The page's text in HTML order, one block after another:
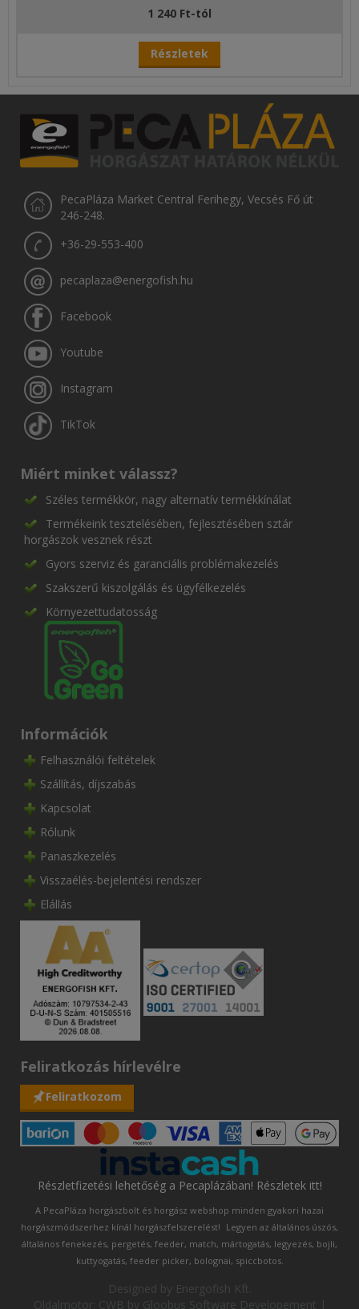
1 240 Ft-tól
Részletek
PecaPláza Market Central Ferihegy, Vecsés Fő út
246-248.
+36-29-553-400
pecaplaza@energofish.hu
Facebook
Youtube
Instagram
TikTok
Miért minket válassz?
Széles termékkör, nagy alternatív termékkínálat
Termékeink tesztelésében, fejlesztésében sztár
horgászok vesznek részt
Gyors szerviz és garanciális problémakezelés
Szakszerű kiszolgálás és ügyfélkezelés
Környezettudatosság
Információk
Felhasználói feltételek
Szállítás, díjszabás
Kapcsolat
Rólunk
Panaszkezelés
Visszaélés-bejelentési rendszer
Elállás
Feliratkozás hírlevélre
Feliratkozom
Részletfizetési lehetőség a Pecaplázában! Részletek itt!
A PecaPláza horgászbolt és horgász webshop minden gyakori hazai
horgászmódszerhez kínál horgászfelszerelést! Legyen az általános úszós,
általános fenekezés, pergetés, feeder, match, mártogatás, legyezés, bojli,
kuttyogatás, feeder picker, bolognai, spiccbotos.
Designed by Energofish Kft
Oldalmotor: CWB by Gloobus Software Developement |